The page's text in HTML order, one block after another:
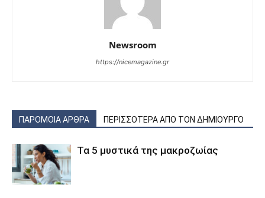
Newsroom
https://nicemagazine.gr
ΠΑΡΟΜΟΙΑ ΑΡΘΡΑ ΠΕΡΙΣΣΟΤΕΡΑ ΑΠΟ ΤΟΝ ΔΗΜΙΟΥΡΓΟ
Τα 5 μυστικά της μακροζωίας